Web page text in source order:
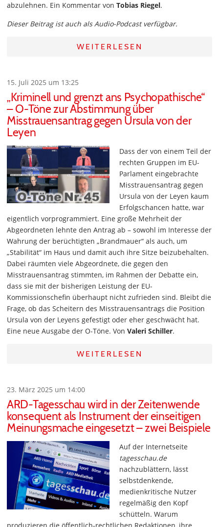
abzulehnen. Ein Kommentar von Tobias Riegel.
Dieser Beitrag ist auch als Audio-Podcast verfügbar.
WEITERLESEN
15. Juli 2025 um 13:25
„Kriminell und grenzt ans Psychopathische“
– O-Töne zur Abstimmung über
Misstrauensantrag gegen Ursula von der
Leyen
Dass der von einem Teil der
rechten Gruppen im EU-
Parlament eingebrachte
Misstrauensantrag gegen
Ursula von der Leyen kaum
Erfolgschancen hatte, war
eigentlich vorprogrammiert. Eine große Mehrheit der
Abgeordneten lehnte den Antrag ab – sowohl im Interesse der
Wahrung der berüchtigten „Brandmauer“ als auch, um
„Stabilität“ im Haus und damit auch ihre Sitze beizubehalten.
Dabei räumten viele Abgeordnete, die gegen den
Misstrauensantrag stimmten, im Rahmen der Debatte ein,
dass sie mit der bisherigen Leistung der EU-
Kommissionschefin überhaupt nicht zufrieden sind. Bleibt die
Frage, ob das Scheitern des Misstrauensantrags die Position
Ursula von der Leyens gefestigt oder eher geschwächt hat.
Eine neue Ausgabe der O-Töne. Von Valeri Schiller.
WEITERLESEN
23. März 2025 um 14:00
ARD-Tagesschau wird in der Zeitenwende
konsequent als Instrument der einseitigen
Meinungsmache eingesetzt – zwei Beispiele
Auf der Internetseite
tagesschau.de
nachzublättern, lässt
selbstdenkende,
medienkritische Nutzer
regelmäßig den Kopf
schütteln. Warum